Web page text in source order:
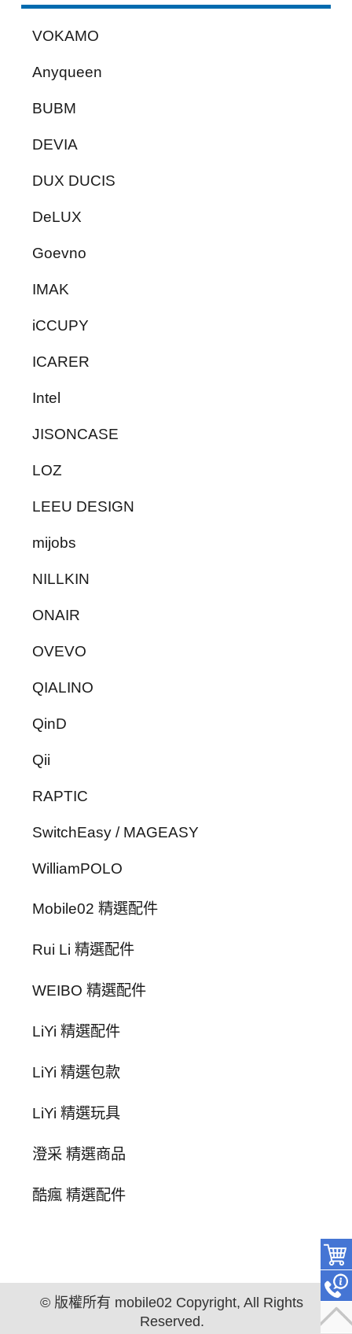
VOKAMO
Anyqueen
BUBM
DEVIA
DUX DUCIS
DeLUX
Goevno
IMAK
iCCUPY
ICARER
Intel
JISONCASE
LOZ
LEEU DESIGN
mijobs
NILLKIN
ONAIR
OVEVO
QIALINO
QinD
Qii
RAPTIC
SwitchEasy / MAGEASY
WilliamPOLO
Mobile02 精選配件
Rui Li 精選配件
WEIBO 精選配件
LiYi 精選配件
LiYi 精選包款
LiYi 精選玩具
澄采 精選商品
酷瘋 精選配件
© 版權所有 mobile02 Copyright, All Rights
Reserved.